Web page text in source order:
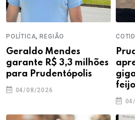
POLÍTICA,REGIÃO
Geraldo Mendes
garante R$ 3,3 milhões
para Prudentópolis
04/08/2026